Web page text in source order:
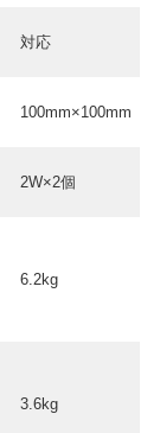
対応
100mm×100mm
2W×2個
6.2kg
3.6kg